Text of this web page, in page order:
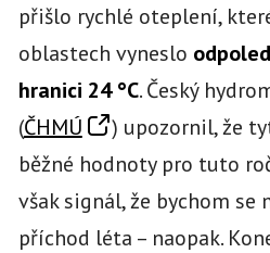
přišlo rychlé oteplení,
oblastech vyneslo
hranici 24 °C. Český
(ČHMÚ
) upozornil, že
běžné hodnoty pro tuto
však signál, že bychom
příchod léta – naopak.